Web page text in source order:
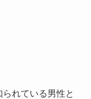
れている男性と